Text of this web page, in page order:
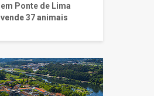
em Ponte de Lima
vende 37 animais